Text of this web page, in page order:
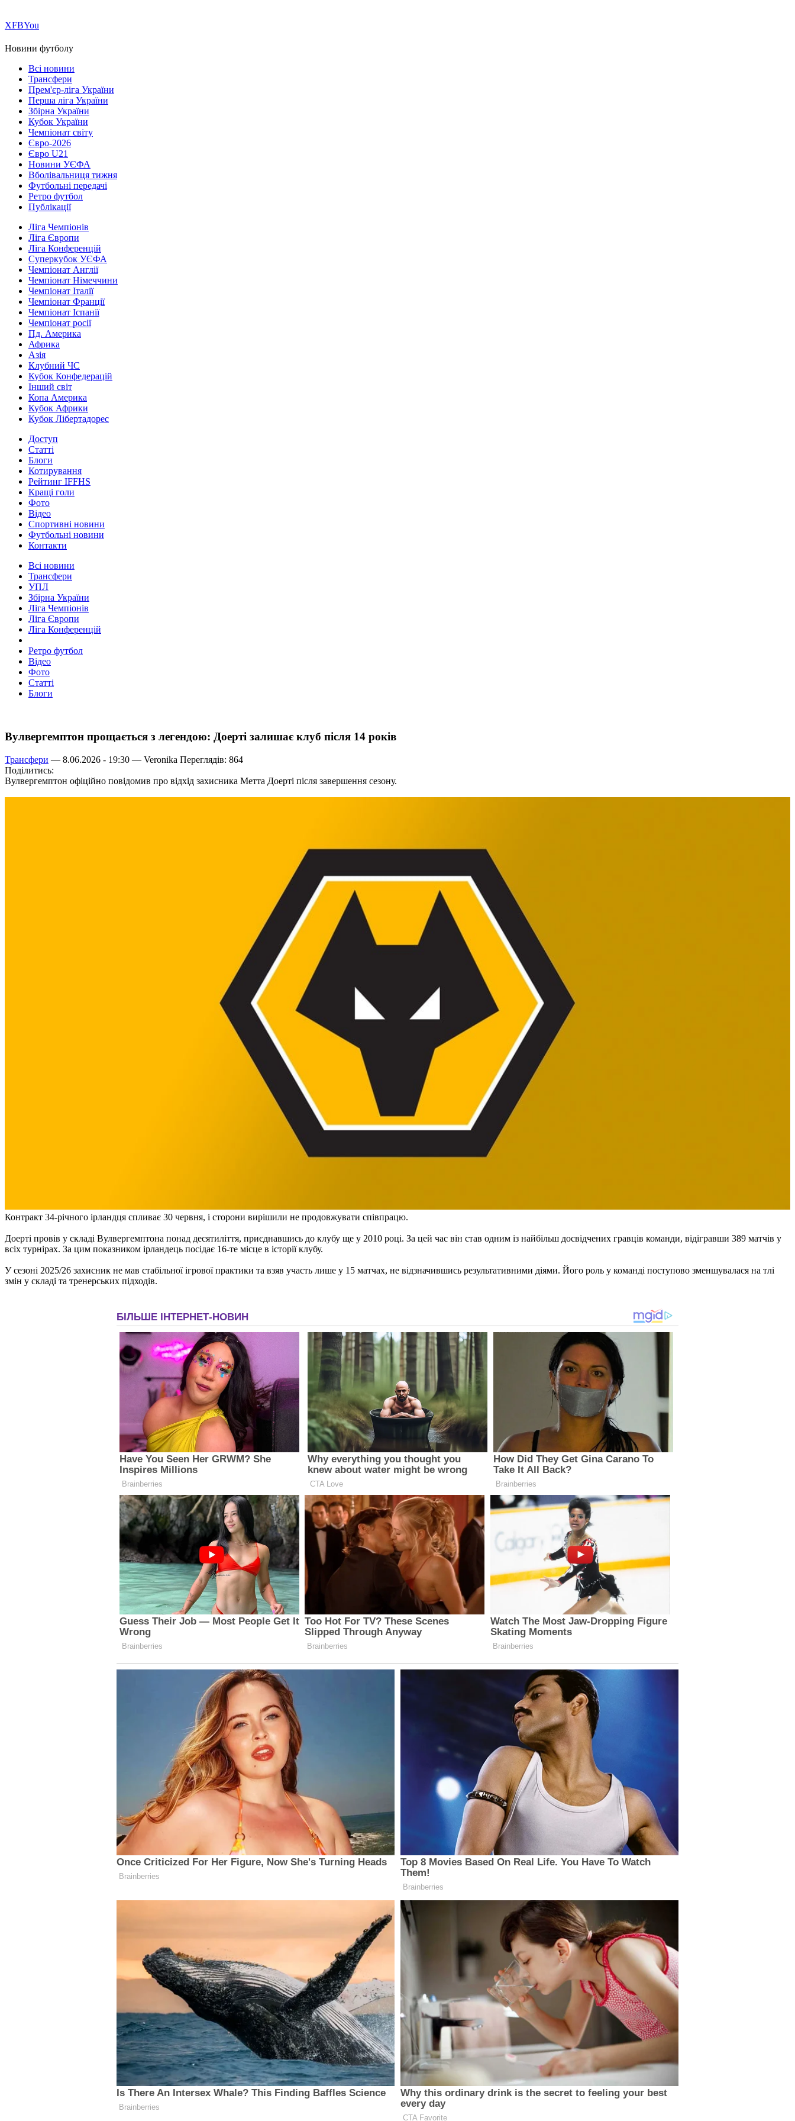
ХFBYou
Новини футболу
Всі новини
Трансфери
Прем'єр-ліга України
Перша ліга України
Збірна України
Кубок України
Чемпіонат світу
Євро-2026
Євро U21
Новини УЄФА
Вболівальниця тижня
Футбольні передачі
Ретро футбол
Публікації
Ліга Чемпіонів
Ліга Європи
Ліга Конференцій
Суперкубок УЄФА
Чемпіонат Англії
Чемпіонат Німеччини
Чемпіонат Італії
Чемпіонат Франції
Чемпіонат Іспанії
Чемпіонат росії
Пд. Америка
Африка
Азія
Клубний ЧС
Кубок Конфедерацій
Інший світ
Копа Америка
Кубок Африки
Кубок Лібертадорес
Доступ
Статті
Блоги
Котирування
Рейтинг IFFHS
Кращі голи
Фото
Відео
Спортивні новини
Футбольні новини
Контакти
Всі новини
Трансфери
УПЛ
Збірна України
Ліга Чемпіонів
Ліга Європи
Ліга Конференцій
Ретро футбол
Відео
Фото
Статті
Блоги
Вулвергемптон прощається з легендою: Доерті залишає клуб після 14 років
Трансфери — 8.06.2026 - 19:30 — Veronika Переглядів: 864
Поділитись:
Вулвергемптон офіційно повідомив про відхід захисника Метта Доерті після завершення сезону.
Контракт 34-річного ірландця спливає 30 червня, і сторони вирішили не продовжувати співпрацю.
Доерті провів у складі Вулвергемптона понад десятиліття, приєднавшись до клубу ще у 2010 році. За цей час він став одним із найбільш досвідчених гравців команди, відігравши 389 матчів у
всіх турнірах. За цим показником ірландець посідає 16-те місце в історії клубу.
У сезоні 2025/26 захисник не мав стабільної ігрової практики та взяв участь лише у 15 матчах, не відзначившись результативними діями. Його роль у команді поступово зменшувалася на тлі
змін у складі та тренерських підходів.